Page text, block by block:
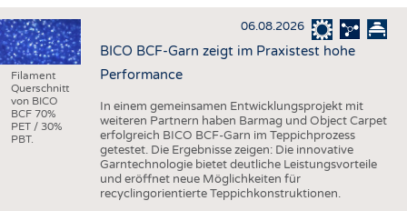
HAUS- UND HEIMTEXTILIEN
BEKLEIDUNG
TESTS
BUSINESS
UNTERNEHMEN
AUSSCHREIBUNGEN
DTV AUSSCHREIBUNGSDIENST
STATISTICS
Filament
Querschnitt
von BICO
BCF 70%
PET / 30%
PBT.
06.08.2026
BICO BCF-Garn zeigt im Praxistest hohe
Performance
In einem gemeinsamen Entwicklungsprojekt mit
weiteren Partnern haben Barmag und Object Carpet
erfolgreich BICO BCF-Garn im Teppichprozess
getestet. Die Ergebnisse zeigen: Die innovative
Garntechnologie bietet deutliche Leistungsvorteile
und eröffnet neue Möglichkeiten für
recyclingorientierte Teppichkonstruktionen.